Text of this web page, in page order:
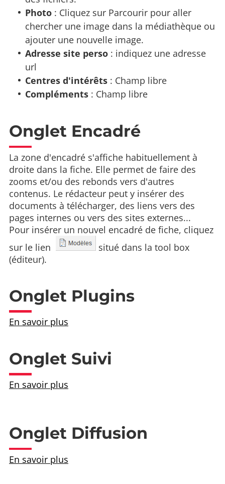
Photo : Cliquez sur Parcourir pour aller
chercher une image dans la médiathèque ou
ajouter une nouvelle image.
Adresse site perso : indiquez une adresse
url
Centres d'intérêts : Champ libre
Compléments : Champ libre
Onglet Encadré
La zone d'encadré s'affiche habituellement à
droite dans la fiche. Elle permet de faire des
zooms et/ou des rebonds vers d'autres
contenus. Le rédacteur peut y insérer des
documents à télécharger, des liens vers des
pages internes ou vers des sites externes...
Pour insérer un nouvel encadré de fiche, cliquez
sur le lien
situé dans la tool box
(éditeur).
Onglet Plugins
En savoir plus
Onglet Suivi
En savoir plus
Onglet Diffusion
En savoir plus